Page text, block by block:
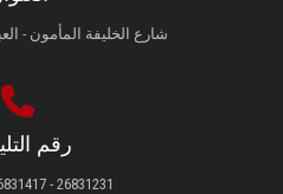
شارع الخليفة المأمون -
رقم
26831231 - 26831417 - 26831474